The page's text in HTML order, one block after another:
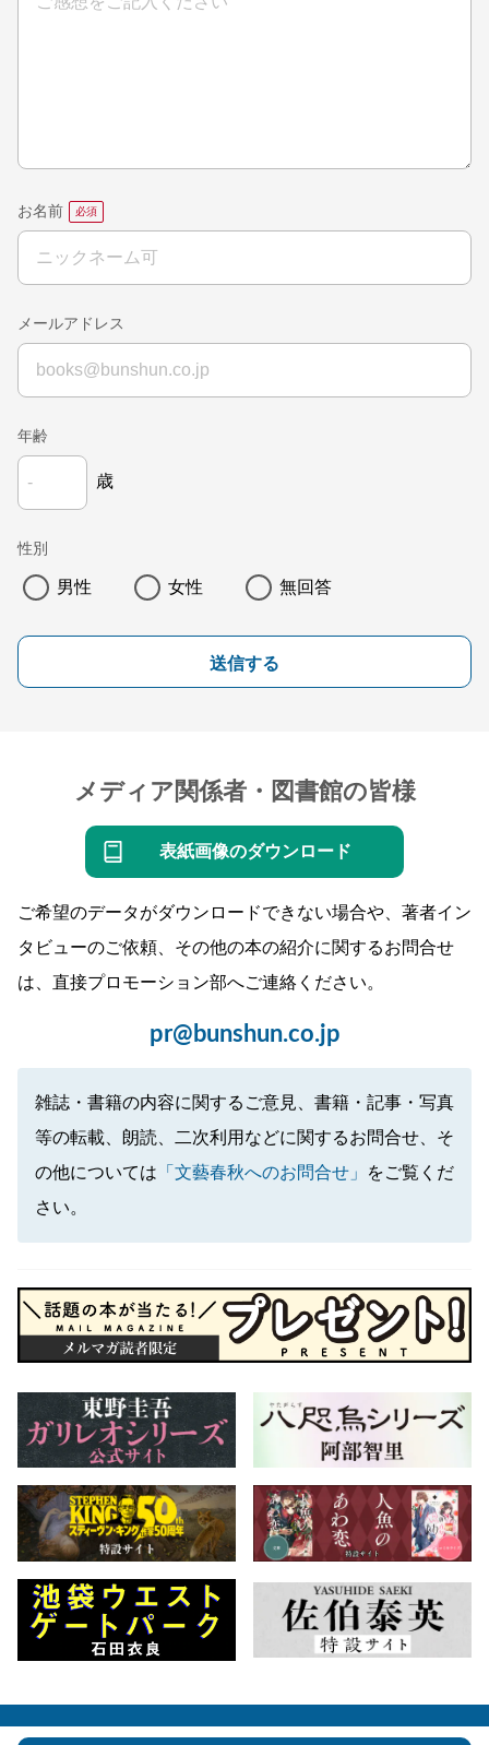
お名前
メールアドレス
年齢
歳
性別
男性 女性 無回答
送信する
メディア関係者・図書館の皆様
表紙画像のダウンロード
ご希望のデータがダウンロードできない場合や、著者イン
タビューのご依頼、その他の本の紹介に関するお問合せ
は、直接プロモーション部へご連絡ください。
pr@bunshun.co.jp
雑誌・書籍の内容に関するご意見、書籍・記事・写真
等の転載、朗読、二次利用などに関するお問合せ、そ
の他については 「文藝春秋へのお問合せ」
をご覧くだ
さい。